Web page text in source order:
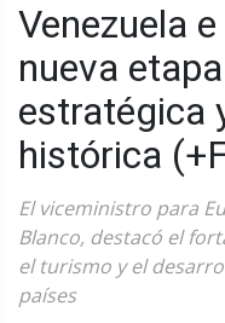
Venezuela
nueva
estratégica
histórica
El viceministro para
Blanco, destacó el
el turismo y el
países